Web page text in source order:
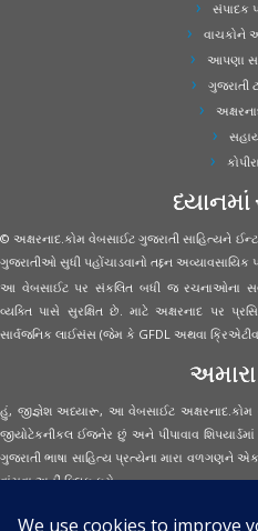
સંપાદક
વાચકોને
આપણા
ગુજરાતી
ધ્યાનમાં
© અક્ષરનાદ.કોમ વેબસાઈટ ગુજરાતી સાહિત્યને
ગુજરાતીઓ સુધી પહોંચાડવાનો તદ્દન અવ્યાવસાયિક
આ વેબસાઈટ પર સંકલિત બધી જ રચનાઓના
વ્યક્તિ પાસે સુરક્ષિત છે. માટે અક્ષરનાદ પર
સાર્વજનિક લાઈસંસ (જેમ કે GFDL અથવા
અમારા
હું, જીજ્ઞેશ અધ્યારૂ, આ વેબસાઈટ
જીયોટેકનીકલ ઈજનેર છું અને પીપાવાવ
ગુજરાતી ભાષા સાહિત્ય પ્રત્યેના મારા વળગણને
વાંચવાઅહીં ક્લિક કરો...
Secured